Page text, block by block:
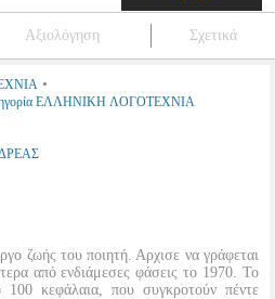
Αξιολόγηση Σχετικά
•
ΕΛΛΗΝΙΚΗ ΛΟΓΟΤΕΧΝΙΑ
ζωής του ποιητή. Αρχισε να γράφεται
από ενδιάμεσες φάσεις το 1970. Το
100 κεφάλαια, που συγκροτούν πέντε